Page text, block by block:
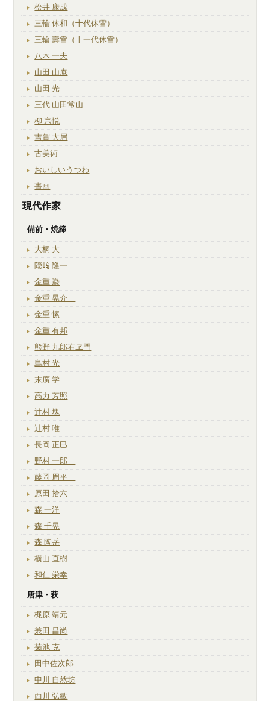
松井 康成
三輪 休和（十代休雪）
三輪 壽雪（十一代休雪）
八木 一夫
山田 山庵
山田 光
三代 山田常山
柳 宗悦
吉賀 大眉
古美術
おいしいうつわ
書画
現代作家
備前・焼締
大桐 大
隠﨑 隆一
金重 巌
金重 晃介
金重 愫
金重 有邦
熊野 九郎右ヱ門
島村 光
末廣 学
高力 芳照
辻村 塊
辻村 唯
長岡 正巳
野村 一郎
藤岡 周平
原田 拾六
森 一洋
森 千晃
森 陶岳
横山 直樹
和仁 栄幸
唐津・萩
梶原 靖元
兼田 昌尚
菊池 克
田中佐次郎
中川 自然坊
西川 弘敏